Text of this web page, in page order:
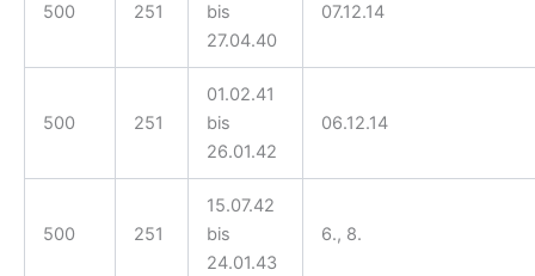
500 251
bis
27.04.40
07.12.14
500 251
01.02.41
bis
26.01.42
06.12.14
500 251
15.07.42
bis
24.01.43
6., 8.